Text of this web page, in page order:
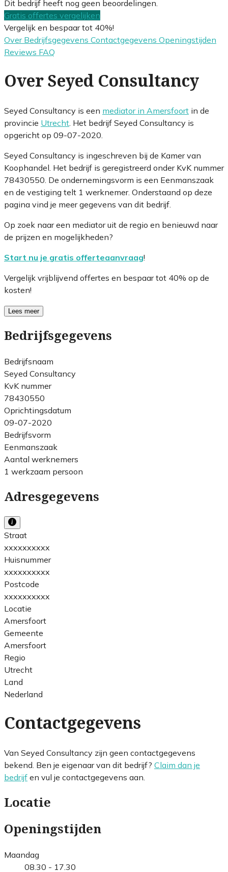
Dit bedrijf heeft nog geen beoordelingen.
Gratis offertes vergelijken
Vergelijk en bespaar tot 40%!
Over Bedrijfsgegevens Contactgegevens Openingstijden
Reviews FAQ
Over Seyed Consultancy
Seyed Consultancy is een mediator in Amersfoort in de
provincie Utrecht . Het bedrijf Seyed Consultancy is
opgericht op 09-07-2020.
Seyed Consultancy is ingeschreven bij de Kamer van
Koophandel. Het bedrijf is geregistreerd onder KvK nummer
78430550. De ondernemingsvorm is een Eenmanszaak
en de vestiging telt 1 werknemer. Onderstaand op deze
pagina vind je meer gegevens van dit bedrijf.
Op zoek naar een mediator uit de regio en benieuwd naar
de prijzen en mogelijkheden?
Start nu je gratis offerteaanvraag!
Vergelijk vrijblijvend offertes en bespaar tot 40% op de
kosten!
Lees meer
Bedrijfsgegevens
Bedrijfsnaam
Seyed Consultancy
KvK nummer
78430550
Oprichtingsdatum
09-07-2020
Bedrijfsvorm
Eenmanszaak
Aantal werknemers
1 werkzaam persoon
Adresgegevens
Straat
xxxxxxxxxx
Huisnummer
xxxxxxxxxx
Postcode
xxxxxxxxxx
Locatie
Amersfoort
Gemeente
Amersfoort
Regio
Utrecht
Land
Nederland
Contactgegevens
Van Seyed Consultancy zijn geen contactgegevens
bekend. Ben je eigenaar van dit bedrijf? Claim dan je
bedrijf en vul je contactgegevens aan.
Locatie
Openingstijden
Maandag
08.30 - 17.30